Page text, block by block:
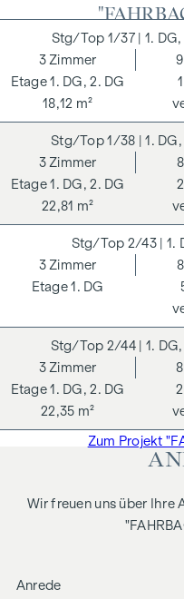
NEBENKOSTEN
Mit der
Kaufvertragserrichtung,
grundbücherlichen
Rechtsanwaltskanzlei
Gesamtkosten für die
belaufen sich auf 1,5%
die Beglaubigungskosten
Dieses Objekt wird Ihnen
auf Informationen und
unsererseits ohne
die allgemeinen
für Immobilienmakler des
Industrie, BGBL. 297/1996.
diesbezüglich zu einem
kommt, verrechnen wir
von 3 Prozent der
Mehrwertsteuer. Wir
wir in einem
dem zu vermittelnden
1/37 | 1.
1. DG, 2. DG
3 Zimmer
18,12 m²
1/38 | 1.
1. DG, 2. DG
3 Zimmer
22,81 m²
2/43 | 1.
1. DG
3 Zimmer
2/44 | 1.
1. DG, 2. DG
3 Zimmer
22,35 m²
Zum Projekt
Wir freuen uns über Ihre
Anrede